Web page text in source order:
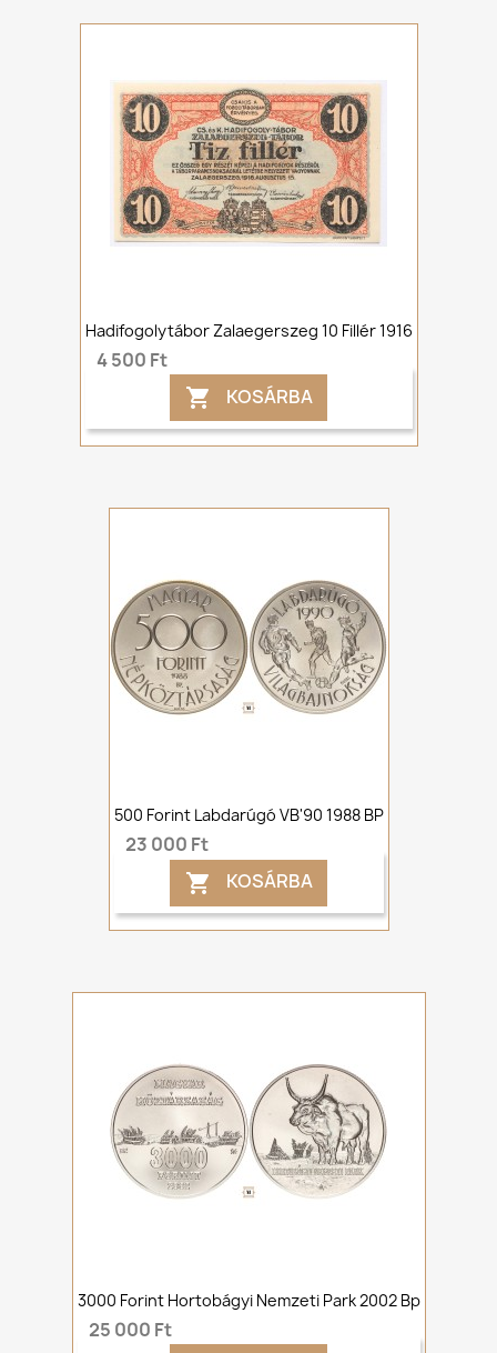
Hadifogolytábor Zalaegerszeg 10 Fillér 1916
4 500 Ft
 KOSÁRBA
500 Forint Labdarúgó VB'90 1988 BP
23 000 Ft
 KOSÁRBA
3000 Forint Hortobágyi Nemzeti Park 2002 Bp
25 000 Ft